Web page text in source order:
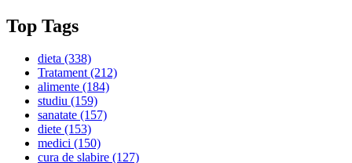
Top Tags
dieta (338)
Tratament(212)
alimente (184)
studiu (159)
sanatate (157)
diete (153)
medici (150)
cura de slabire (127)